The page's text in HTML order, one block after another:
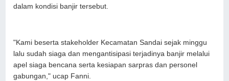
dalam kondisi banjir tersebut.
"Kami beserta stakeholder Kecamatan Sandai sejak minggu
lalu sudah siaga dan mengantisipasi terjadinya banjir melalui
apel siaga bencana serta kesiapan sarpras dan personel
gabungan," ucap Fanni.